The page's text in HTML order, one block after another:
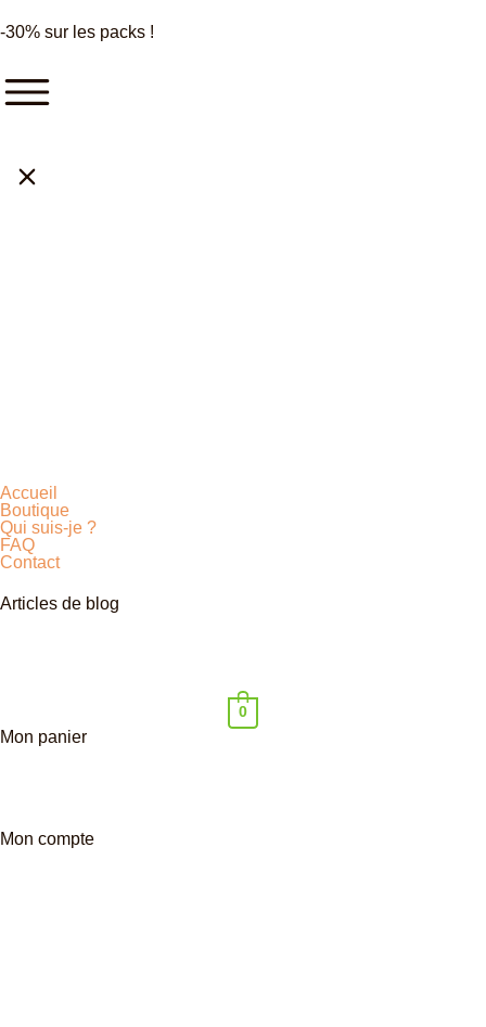
-30% sur les packs !
Accueil
Boutique
Qui suis-je ?
FAQ
Contact
Articles de blog
0
Mon panier
Mon compte